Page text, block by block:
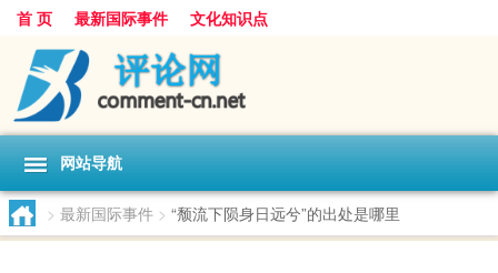
首 页 最新国际事件 文化知识点
网站导航
> 最新国际事件 > “颓流下陨身日远兮”的出处是哪里